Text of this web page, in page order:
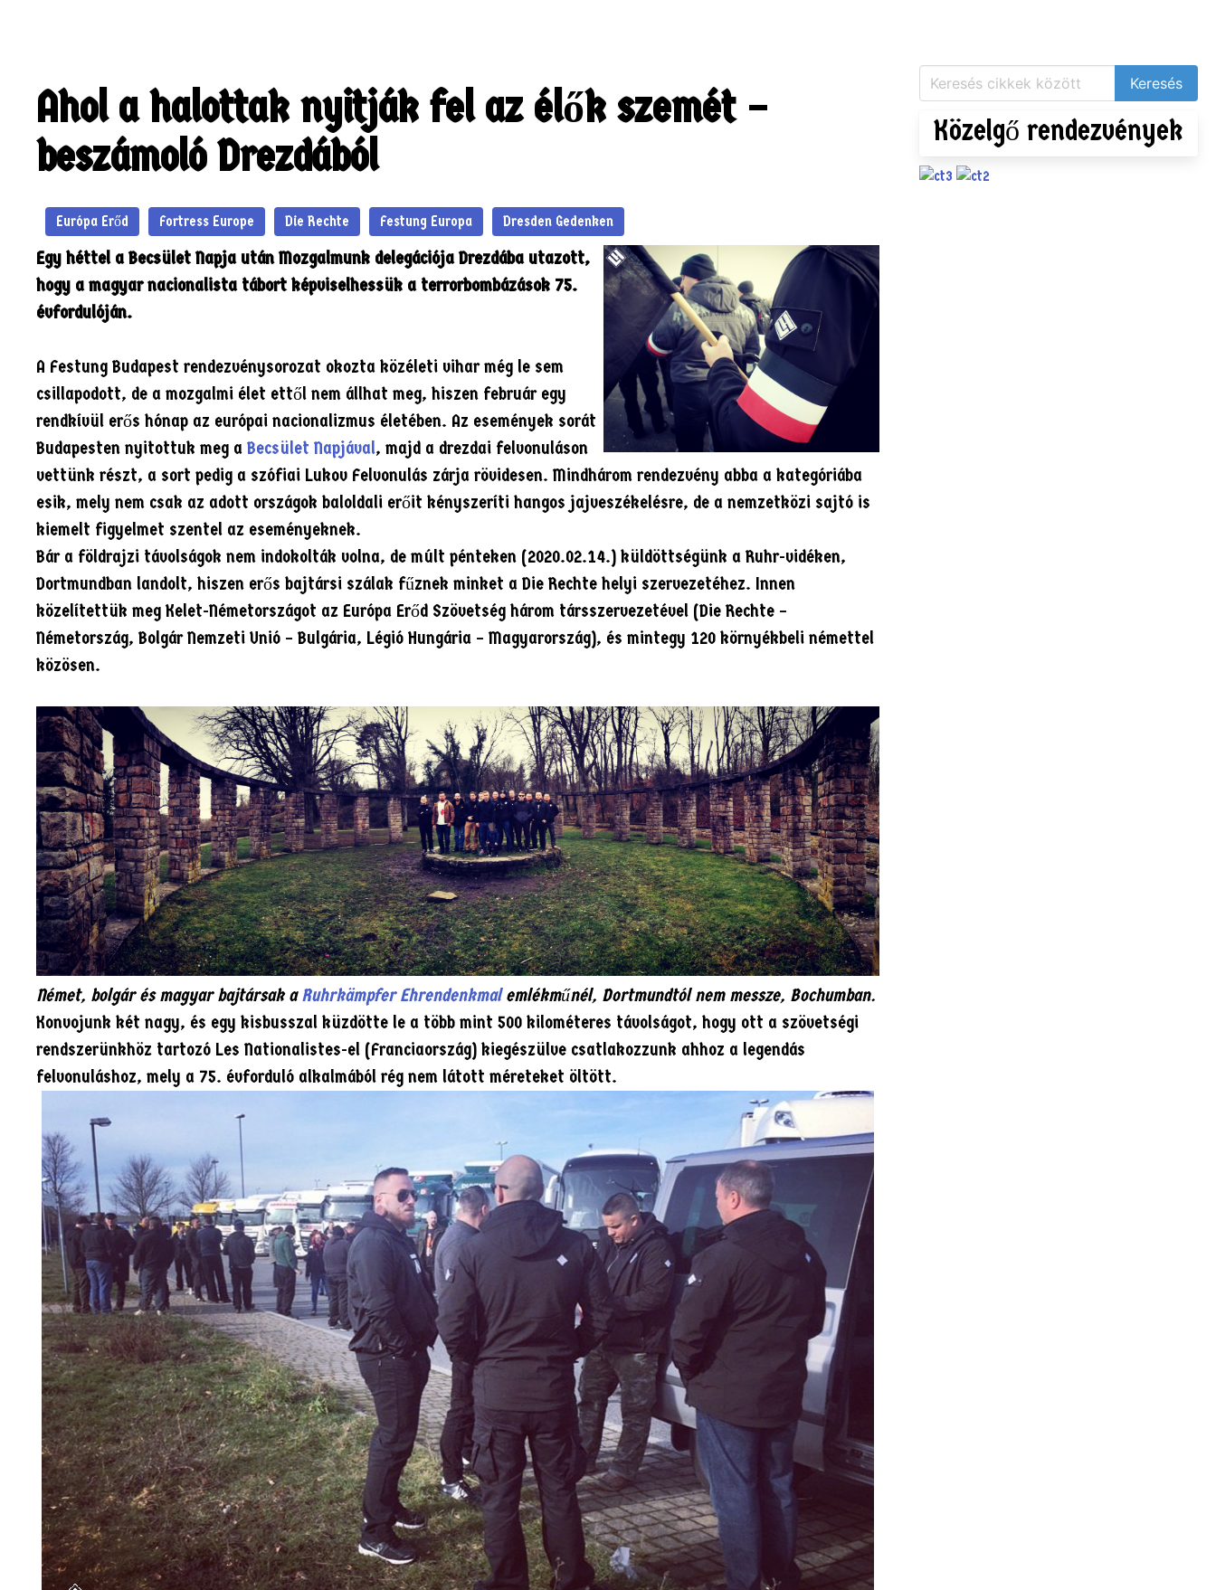
Ahol a halottak nyitják fel az élők szemét –
beszámoló Drezdából
Európa Erőd Fortress Europe Die Rechte Festung Europa Dresden Gedenken
Egy héttel a Becsület Napja után Mozgalmunk delegációja Drezdába utazott,
hogy a magyar nacionalista tábort képviselhessük a terrorbombázások 75.
évfordulóján.
A Festung Budapest rendezvénysorozat okozta közéleti vihar még le sem
csillapodott, de a mozgalmi élet ettől nem állhat meg, hiszen február egy
rendkívül erős hónap az európai nacionalizmus életében. Az események sorát
Budapesten nyitottuk meg a Becsület Napjával, majd a drezdai felvonuláson
vettünk részt, a sort pedig a szófiai Lukov Felvonulás zárja rövidesen. Mindhárom rendezvény abba a kategóriába
esik, mely nem csak az adott országok baloldali erőit kényszeríti hangos jajveszékelésre, de a nemzetközi sajtó is
kiemelt figyelmet szentel az eseményeknek.
Bár a földrajzi távolságok nem indokolták volna, de múlt pénteken (2020.02.14.) küldöttségünk a Ruhr-vidéken,
Dortmundban landolt, hiszen erős bajtársi szálak fűznek minket a Die Rechte helyi szervezetéhez. Innen
közelítettük meg Kelet-Németországot az Európa Erőd Szövetség három társszervezetével (Die Rechte –
Németország, Bolgár Nemzeti Unió – Bulgária, Légió Hungária – Magyarország), és mintegy 120 környékbeli némettel
közösen.
Német, bolgár és magyar bajtársak aRuhrkämpfer Ehrendenkmalemlékműnél, Dortmundtól nem messze, Bochumban.
Konvojunk két nagy, és egy kisbusszal küzdötte le a több mint 500 kilométeres távolságot, hogy ott a szövetségi
rendszerünkhöz tartozó Les Nationalistes-el (Franciaország) kiegészülve csatlakozzunk ahhoz a legendás
felvonuláshoz, mely a 75. évforduló alkalmából rég nem látott méreteket öltött.
Közelgő rendezvények